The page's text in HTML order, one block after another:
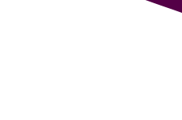
Ga naar blog